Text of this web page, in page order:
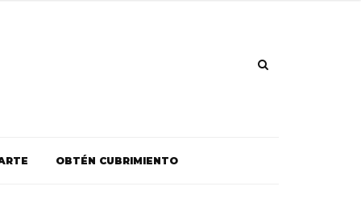
OBTÉN CUBRIMIENTO